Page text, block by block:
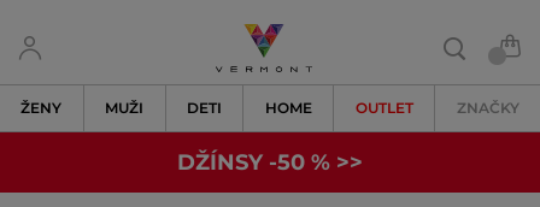
ŽENY MUŽI DETI HOME OUTLET ZNAČKY
DŽÍNSY -50 % >>